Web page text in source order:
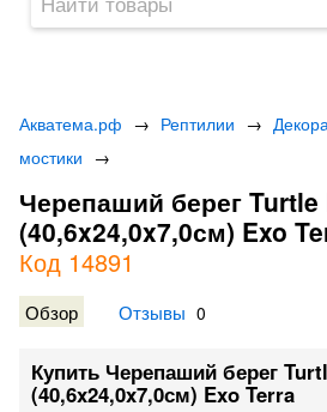
Акватема.рф → Рептилии →
мостики →
Черепаший берег
(40,6x24,0x7,0см) Exo
Код 14891
Обзор Отзывы 0
Купить Черепаший берег
(40,6x24,0x7,0см) Exo Terra